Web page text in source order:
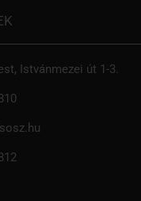
Istvánmezei út 1-3.